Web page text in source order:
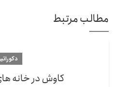
مطالب مرتبط
کاوش در خانه